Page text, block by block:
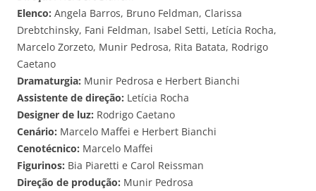
Elenco: Angela Barros, Bruno Feldman, Clarissa
Drebtchinsky, Fani Feldman, Isabel Setti, Letícia Rocha,
Marcelo Zorzeto, Munir Pedrosa, Rita Batata, Rodrigo
Caetano
Dramaturgia: Munir Pedrosa e Herbert Bianchi
Assistente de direção: Letícia Rocha
Designer de luz: Rodrigo Caetano
Cenário: Marcelo Maffei e Herbert Bianchi
Cenotécnico: Marcelo Maffei
Figurinos: Bia Piaretti e Carol Reissman
Direção de produção: Munir Pedrosa